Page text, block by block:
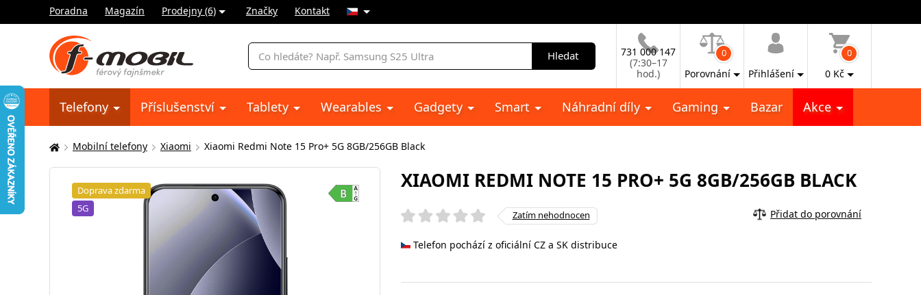
Poradna Magazín Prodejny (6) Značky Kontakt
Vyhledávání
Hledat
731 000 147
(7:30–17
hod.)
0
Porovnání Přihlášení
0
0 Kč
Telefony Příslušenství Tablety Wearables Gadgety Smart Náhradní díly Gaming Bazar Akce
Zde
se
Mobilní telefony Xiaomi Xiaomi Redmi Note 15 Pro+ 5G 8GB/256GB Black
Doprava zdarma
5G
XIAOMI REDMI NOTE 15 PRO+ 5G 8GB/256GB BLACK
Zatím nehodnocen Přidat do porovnání
Telefon pochází z oficiální CZ a SK distribuce